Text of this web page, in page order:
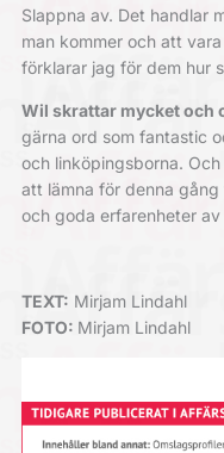
Slappna av. Det handlar
man kommer och att
förklarar jag för dem hur
Wil skrattar mycket och
gärna ord som fantastic
och linköpingsborna.
att lämna för denna
och goda erfarenheter
TEXT: Mirjam Lindahl
FOTO: Mirjam Lindahl